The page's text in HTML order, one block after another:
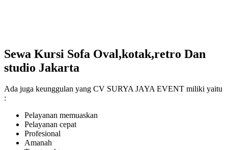
Sewa Kursi Sofa Oval,kotak,retro Dan
studio Jakarta
Ada juga keunggulan yang CV SURYA JAYA EVENT miliki yaitu
:
Pelayanan memuaskan
Pelayanan cepat
Profesional
Amanah